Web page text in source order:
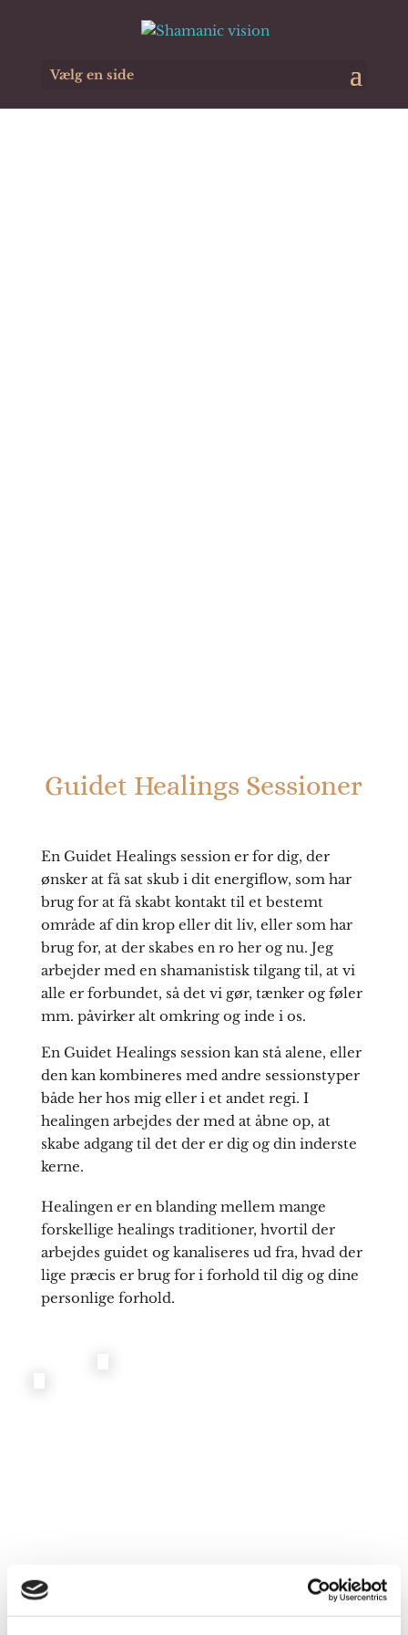
Vælg en side
Guidet Healings Sessioner
En Guidet Healings session er for dig, der
ønsker at få sat skub i dit energiflow, som har
brug for at få skabt kontakt til et bestemt
område af din krop eller dit liv, eller som har
brug for, at der skabes en ro her og nu. Jeg
arbejder med en shamanistisk tilgang til, at vi
alle er forbundet, så det vi gør, tænker og føler
mm. påvirker alt omkring og inde i os.
En Guidet Healings session kan stå alene, eller
den kan kombineres med andre sessionstyper
både her hos mig eller i et andet regi. I
healingen arbejdes der med at åbne op, at
skabe adgang til det der er dig og din inderste
kerne.
Healingen er en blanding mellem mange
forskellige healings traditioner, hvortil der
arbejdes guidet og kanaliseres ud fra, hvad der
lige præcis er brug for i forhold til dig og dine
personlige forhold.
En healing vil altid arbejde på at